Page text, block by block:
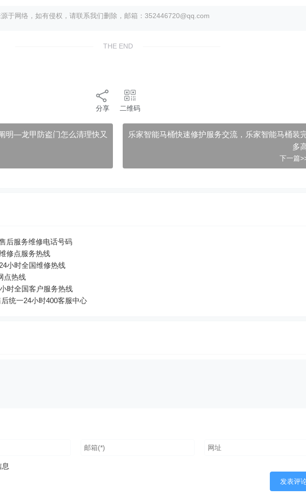
于网络，如有侵权，请联系我们删除，邮箱：352446720@qq.com
THE END
分享 二维码
明—龙甲防盗门怎么清理快又
乐家智能马桶快速修护服务交流，乐家智能马桶装
多
下一篇
后服务维修电话号码
修点服务热线
小时全国维修热线
点热线
时全国客户服务热线
统一24小时400客服中心